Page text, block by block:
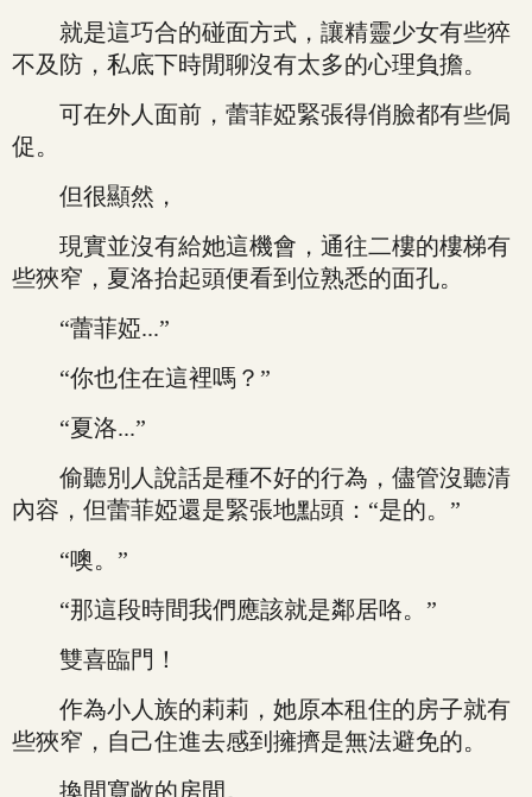
就是這巧合的碰面方式，讓精靈少女有些猝
不及防，私底下時閒聊沒有太多的心理負擔。
可在外人面前，蕾菲婭緊張得俏臉都有些侷
促。
但很顯然，
現實並沒有給她這機會，通往二樓的樓梯有
些狹窄，夏洛抬起頭便看到位熟悉的面孔。
“蕾菲婭...”
“你也住在這裡嗎？”
“夏洛...”
偷聽別人說話是種不好的行為，儘管沒聽清
內容，但蕾菲婭還是緊張地點頭：“是的。”
“噢。”
“那這段時間我們應該就是鄰居咯。”
雙喜臨門！
作為小人族的莉莉，她原本租住的房子就有
些狹窄，自己住進去感到擁擠是無法避免的。
換間寬敞的房間。